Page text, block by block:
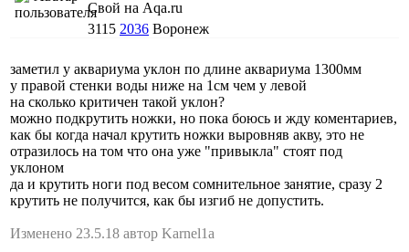
Свой на Aqa.ru
3115 2036 Воронеж
заметил у аквариума уклон по длине аквариума 1300мм
у правой стенки воды ниже на 1см чем у левой
на сколько критичен такой уклон?
можно подкрутить ножки, но пока боюсь и жду коментариев,
как бы когда начал крутить ножки выровняв акву, это не
отразилось на том что она уже "привыкла" стоят под
уклоном
да и крутить ноги под весом сомнительное занятие, сразу 2
крутить не получится, как бы изгиб не допустить.
Изменено 23.5.18 автор Karnel1a